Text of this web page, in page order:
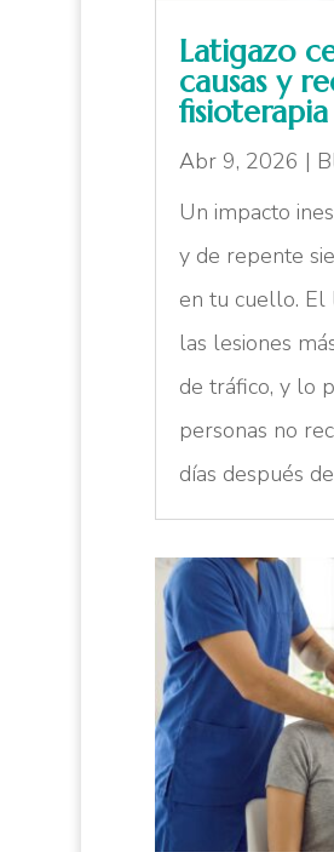
Latigazo
causas y
fisioterapia
Abr 9, 2026 |
Un impacto
y de repente
en tu cuello. El
las lesiones
de tráfico, y lo
personas no
días después